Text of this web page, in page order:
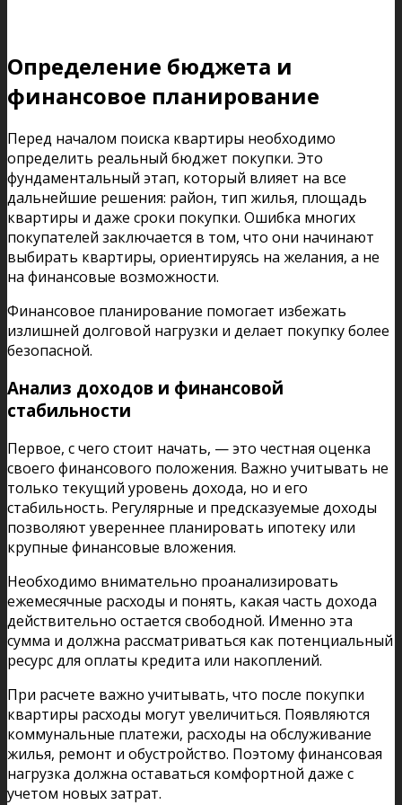
Определение бюджета и
финансовое планирование
Перед началом поиска квартиры необходимо
определить реальный бюджет покупки. Это
фундаментальный этап, который влияет на все
дальнейшие решения: район, тип жилья, площадь
квартиры и даже сроки покупки. Ошибка многих
покупателей заключается в том, что они начинают
выбирать квартиры, ориентируясь на желания, а не
на финансовые возможности.
Финансовое планирование помогает избежать
излишней долговой нагрузки и делает покупку более
безопасной.
Анализ доходов и финансовой
стабильности
Первое, с чего стоит начать, — это честная оценка
своего финансового положения. Важно учитывать не
только текущий уровень дохода, но и его
стабильность. Регулярные и предсказуемые доходы
позволяют увереннее планировать ипотеку или
крупные финансовые вложения.
Необходимо внимательно проанализировать
ежемесячные расходы и понять, какая часть дохода
действительно остается свободной. Именно эта
сумма и должна рассматриваться как потенциальный
ресурс для оплаты кредита или накоплений.
При расчете важно учитывать, что после покупки
квартиры расходы могут увеличиться. Появляются
коммунальные платежи, расходы на обслуживание
жилья, ремонт и обустройство. Поэтому финансовая
нагрузка должна оставаться комфортной даже с
учетом новых затрат.